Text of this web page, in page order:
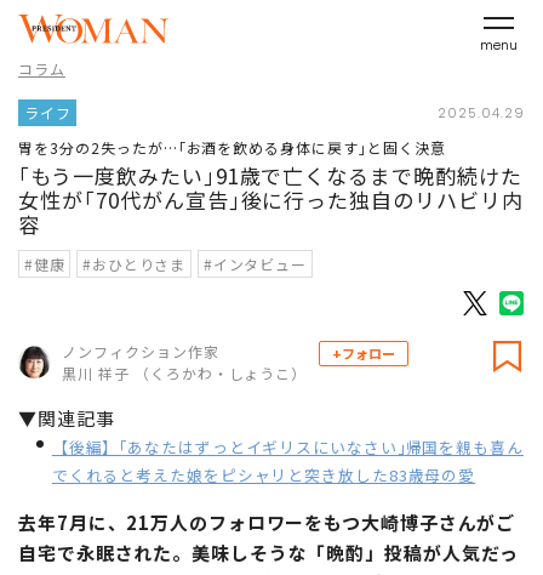
menu
コラム
ライフ 2025.04.29
胃を3分の2失ったが…｢お酒を飲める身体に戻す｣と固く決意
｢もう一度飲みたい｣91歳で亡くなるまで晩酌続けた
女性が｢70代がん宣告｣後に行った独自のリハビリ内
容
#健康 #おひとりさま #インタビュー
ノンフィクション作家
黒川 祥子 （くろかわ・しょうこ）
+フォロー
▼関連記事
【後編】｢あなたはずっとイギリスにいなさい｣帰国を親も喜ん
でくれると考えた娘をピシャリと突き放した83歳母の愛
去年7月に、21万人のフォロワーをもつ大崎博子さんがご
自宅で永眠された。美味しそうな「晩酌」投稿が人気だっ